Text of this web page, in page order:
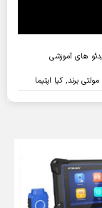
های آموزشی
برند, کیا اپتیما